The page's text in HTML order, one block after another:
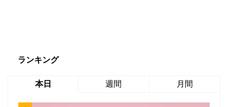
ランキング
本日 週間 月間